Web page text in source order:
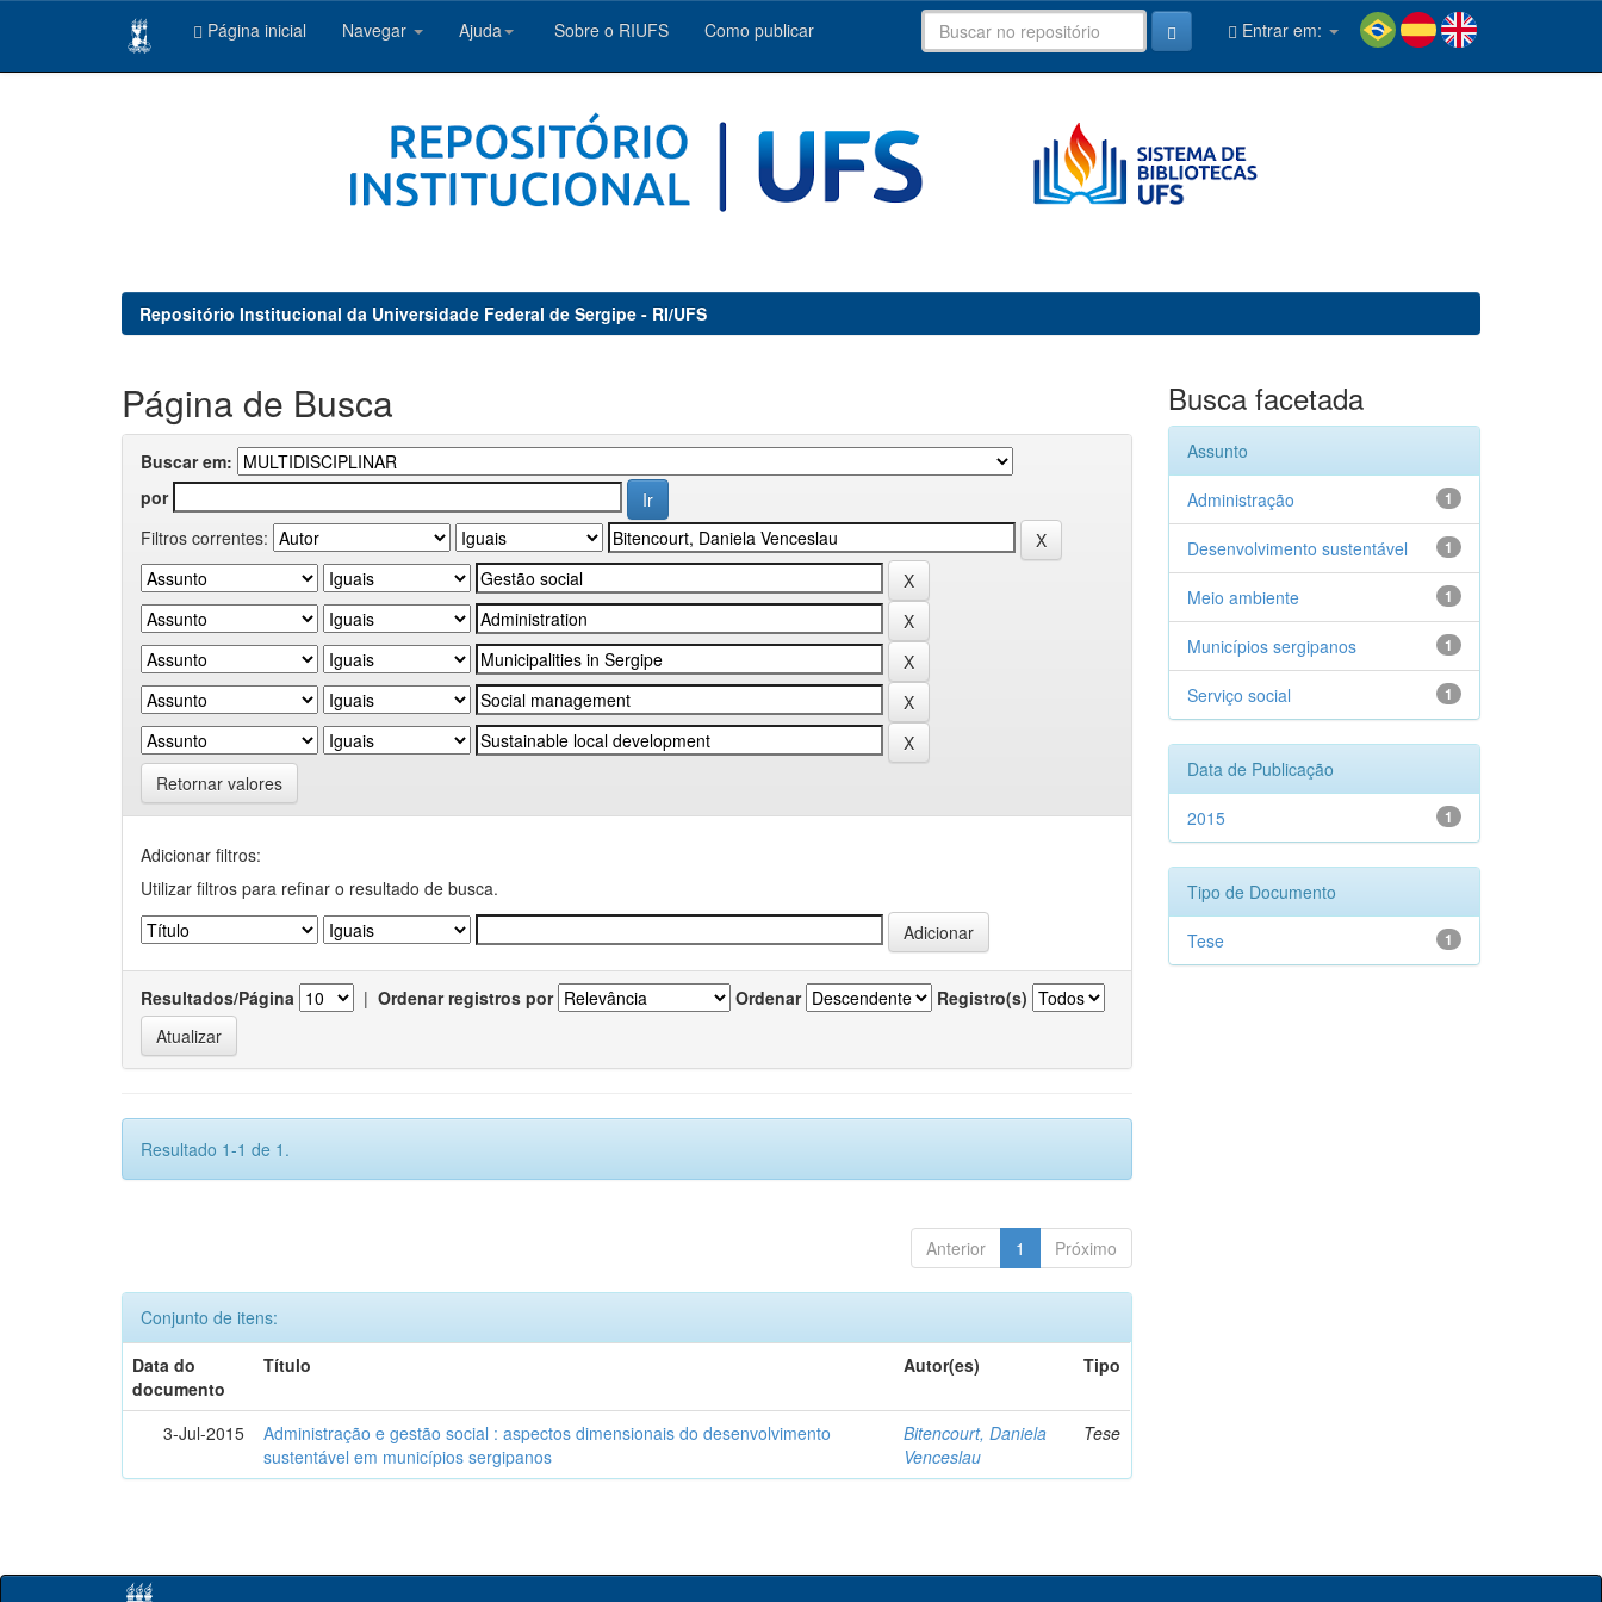
Página inicial Navegar Ajuda Sobre o RIUFS Como publicar Entrar em:
Repositório Institucional da Universidade Federal de Sergipe - RI/UFS
Página de Busca
Buscar em:
por
Filtros correntes:
Retornar valores
Adicionar filtros:
Utilizar filtros para refinar o resultado de busca.
Resultados/Página | Ordenar registros por Ordenar Registro(s)
Resultado 1-1 de 1.
Anterior 1 Próximo
Conjunto de itens:
Data do
documento
Título Autor(es) Tipo
3-Jul-2015
Administração e gestão social : aspectos dimensionais do desenvolvimento
sustentável em municípios sergipanos
Bitencourt, Daniela
Venceslau
Tese
Busca facetada
Assunto
1
Administração
1
Desenvolvimento sustentável
1
Meio ambiente
1
Municípios sergipanos
1
Serviço social
Data de Publicação
1
2015
Tipo de Documento
1
Tese